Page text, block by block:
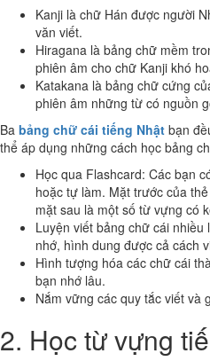
Kanji là chữ Hán được người
văn viết.
Hiragana là bảng chữ mềm
phiên âm cho chữ Kanji khó
Katakana là bảng chữ cứng
phiên âm những từ có nguồn
Ba bảng chữ cái tiếng Nhật bạn
thể áp dụng những cách học bảng
Học qua Flashcard: Các bạn
hoặc tự làm. Mặt trước của
mặt sau là một số từ vựng có
Luyện viết bảng chữ cái
nhớ, hình dung được cả cách
Hình tượng hóa các chữ cái
bạn nhớ lâu.
Nắm vững các quy tắc viết và
2. Học từ vựng